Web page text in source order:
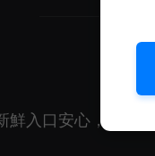
鮮入口安心，美味